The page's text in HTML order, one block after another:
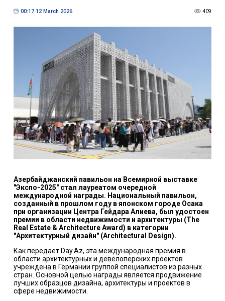
00:17 12 March 2026 409
Азербайджанский павильон на Всемирной выставке
"Экспо-2025" стал лауреатом очередной
международной награды. Национальный павильон,
созданный в прошлом году в японском городе Осака
при организации Центра Гейдара Алиева, был удостоен
премии в области недвижимости и архитектуры (The
Real Estate & Architecture Award) в категории
"Архитектурный дизайн" (Architectural Design).
Как передает Day.Az, эта международная премия в
области архитектурных и девелоперских проектов
учреждена в Германии группой специалистов из разных
стран. Основной целью награды является продвижение
лучших образцов дизайна, архитектуры и проектов в
сфере недвижимости.